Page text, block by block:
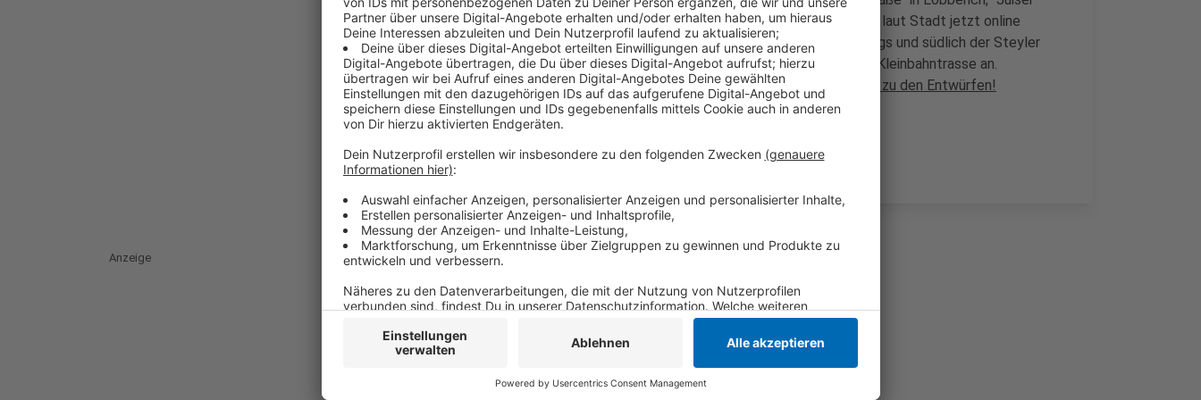
Feld" und „Wasserstraße/Schindackersweg“ in Kaldenkirchen sind laut Stadt jetzt online
einsehbar. Letzteres liegt demnach nördlich des Schindackerswegs und südlich der Steyler
Straße. Westlich grenzen dann die Grünbereiche rund um die alte Kleinbahntrasse an.
Wohnraum sei in Nettetal sehr gefragt, so die Stadt.
Hier geht es zu den Entwürfen!
Anzeige
Anzeige